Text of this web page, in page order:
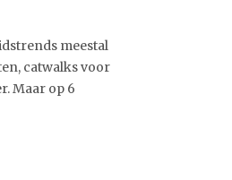
meestal
catwalks voor
Maar op 6